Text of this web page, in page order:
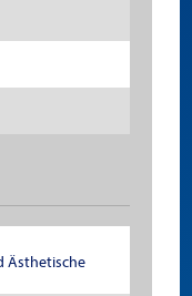
Ästhetische